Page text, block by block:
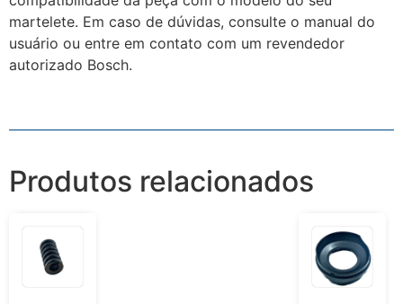
martelete. Em caso de dúvidas, consulte o manual do
usuário ou entre em contato com um revendedor
autorizado Bosch.
Produtos relacionados